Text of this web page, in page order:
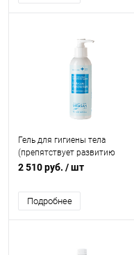
Гель для гигиены тела
(препятствует развитию
грибковых инфекций) Вивасан
200 мл
2 510 руб. / шт
Подробнее